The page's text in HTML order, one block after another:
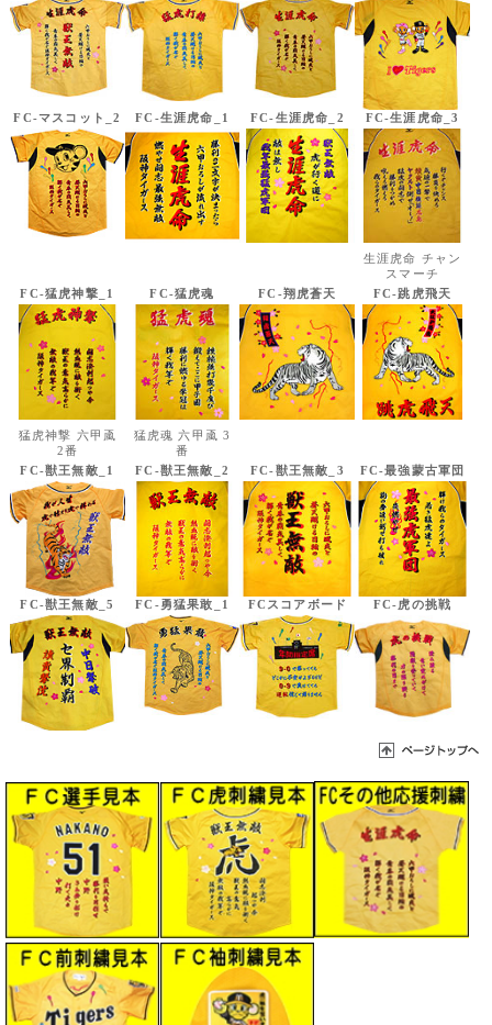
FC-マスコット_2 FC-生涯虎命_1 FC-生涯虎命_2 FC-生涯虎命_3
生涯虎命 チャン
スマーチ
FC-猛虎神撃_1
猛虎神撃 六甲颪
2番
FC-猛虎魂
猛虎魂 六甲颪 3
番
FC-翔虎蒼天 FC-跳虎飛天
FC-獣王無敵_1 FC-獣王無敵_2 FC-獣王無敵_3 FC-最強蒙古軍団
FC-獣王無敵_5 FC-勇猛果敢_1 FCスコアボード FC-虎の挑戦